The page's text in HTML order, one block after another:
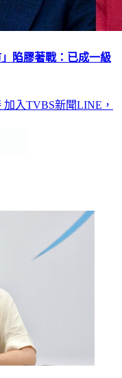
陷膠著戰：已成一級
加入TVBS新聞LINE，